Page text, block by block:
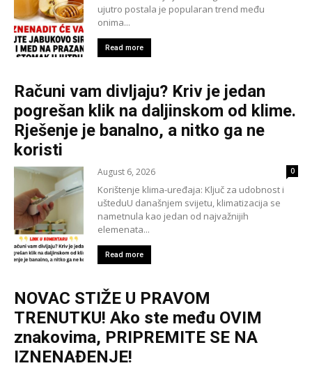
ujutro postala je popularan trend među
onima...
Read more
Računi vam divljaju? Kriv je jedan
pogrešan klik na daljinskom od klime.
Rješenje je banalno, a nitko ga ne
koristi
August 6, 2026 0
Korištenje klima-uređaja: Ključ za udobnost i
ušteduU današnjem svijetu, klimatizacija se
nametnula kao jedan od najvažnijih
elemenata...
Read more
NOVAC STIŽE U PRAVOM
TRENUTKU! Ako ste među OVIM
znakovima, PRIPREMITE SE NA
IZNENAĐENJE!